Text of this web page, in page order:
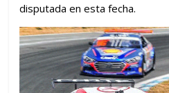
disputada en esta fecha.